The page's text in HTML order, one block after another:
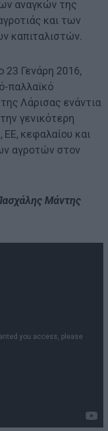
αναγκών της
και των
καπιταλιστών.
23 Γενάρη 2016,
παλλαϊκό
Λάρισας ενάντια
γενικότερη
ΕΕ, κεφαλαίου και
αγροτών στον
Μάντης